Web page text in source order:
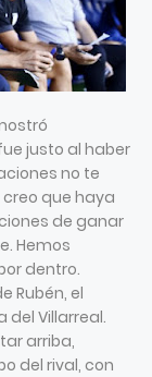
justo al haber
no te
que haya
de ganar
Hemos
dentro.
Rubén, el
del Villarreal.
arriba,
del rival, con